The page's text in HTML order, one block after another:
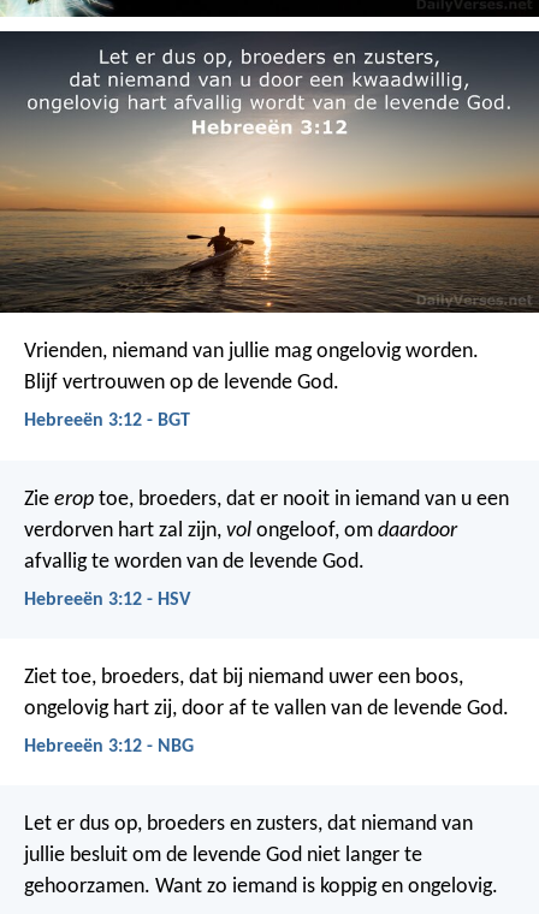
Vrienden, niemand van jullie mag ongelovig worden.
Blijf vertrouwen op de levende God.
Hebreeën 3:12 - BGT
Zie erop toe, broeders, dat er nooit in iemand van u een
verdorven hart zal zijn, vol ongeloof, om daardoor
afvallig te worden van de levende God.
Hebreeën 3:12 - HSV
Ziet toe, broeders, dat bij niemand uwer een boos,
ongelovig hart zij, door af te vallen van de levende God.
Hebreeën 3:12 - NBG
Let er dus op, broeders en zusters, dat niemand van
jullie besluit om de levende God niet langer te
gehoorzamen. Want zo iemand is koppig en ongelovig.